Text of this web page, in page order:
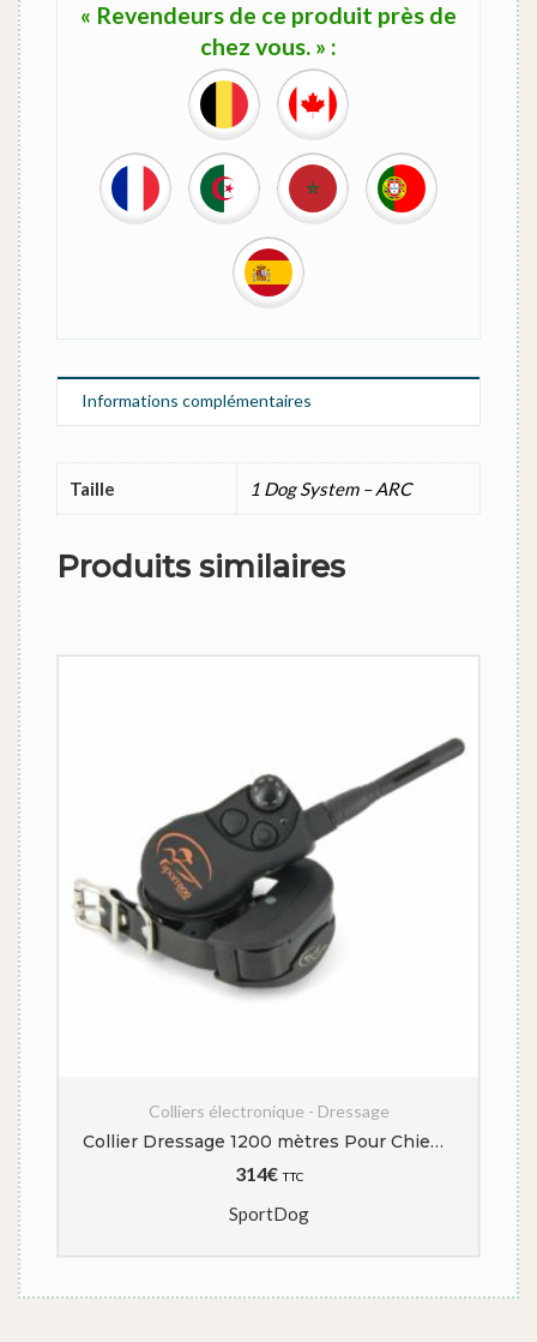
« Revendeurs de ce produit près de
chez vous. » :
Informations complémentaires
Taille 1 Dog System – ARC
Produits similaires
Les options peuvent être choisies sur la page du produit
Colliers électronique - Dressage
Collier Dressage 1200 mètres Pour Chien de Chasse | SportDog SD-1225E
€ TTC
SportDog